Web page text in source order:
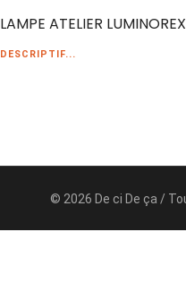
LAMPE ATELIER LUMINOREX
DESCRIPTIF...
© 2026 De ci De ça /